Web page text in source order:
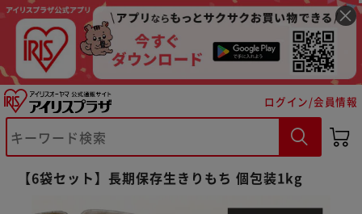
ログイン/会員情報
【6袋セット】長期保存生きりもち 個包装1kg